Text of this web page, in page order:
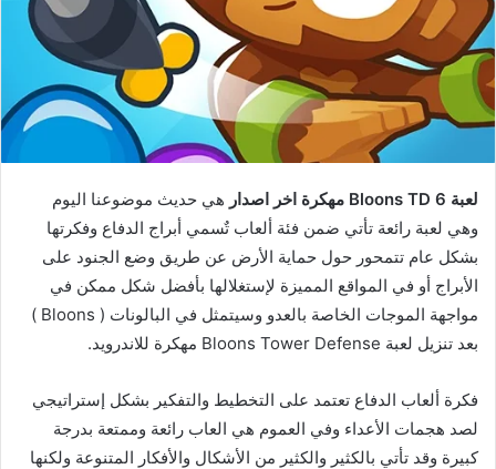
لعبة Bloons TD 6 مهكرة اخر اصدار
هي حديث موضوعنا اليوم
وهي لعبة رائعة تأتي ضمن فئة ألعاب تٌسمي أبراج الدفاع وفكرتها
بشكل عام تتمحور حول حماية الأرض عن طريق وضع الجنود على
الأبراج أو في المواقع المميزة لإستغلالها بأفضل شكل ممكن في
مواجهة الموجات الخاصة بالعدو وسيتمثل في البالونات ( Bloons )
بعد تنزيل لعبة Bloons Tower Defense مهكرة للاندرويد.
فكرة ألعاب الدفاع تعتمد على التخطيط والتفكير بشكل إستراتيجي
لصد هجمات الأعداء وفي العموم هي العاب رائعة وممتعة بدرجة
كبيرة وقد تأتي بالكثير والكثير من الأشكال والأفكار المتنوعة ولكنها